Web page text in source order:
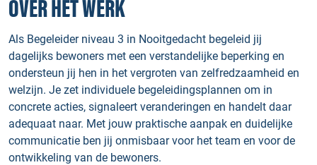
OVER HET WERK
Als Begeleider niveau 3 in Nooitgedacht begeleid jij
dagelijks bewoners met een verstandelijke beperking en
ondersteun jij hen in het vergroten van zelfredzaamheid en
welzijn. Je zet individuele begeleidingsplannen om in
concrete acties, signaleert veranderingen en handelt daar
adequaat naar. Met jouw praktische aanpak en duidelijke
communicatie ben jij onmisbaar voor het team en voor de
ontwikkeling van de bewoners.